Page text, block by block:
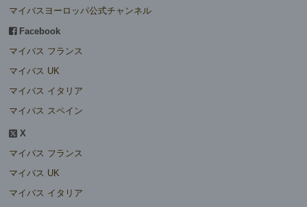
マイバスヨーロッパ公式チャンネル
Facebook
マイバス フランス
マイバス UK
マイバス イタリア
マイバス スペイン
X
マイバス フランス
マイバス UK
マイバス イタリア